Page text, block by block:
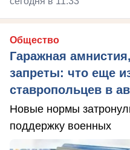
Общество
Гаражная
запреты: что еще
ставропольцев в
Новые нормы
поддержку военных